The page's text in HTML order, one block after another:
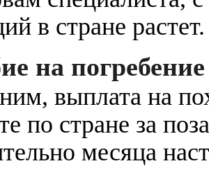
в стране растет.
на
выплата на
по стране за
месяца